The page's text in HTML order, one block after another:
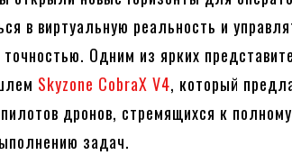
в виртуальную реальность и
Одним из ярких
Skyzone CobraX V4, который
дронов, стремящихся к полному
задач.